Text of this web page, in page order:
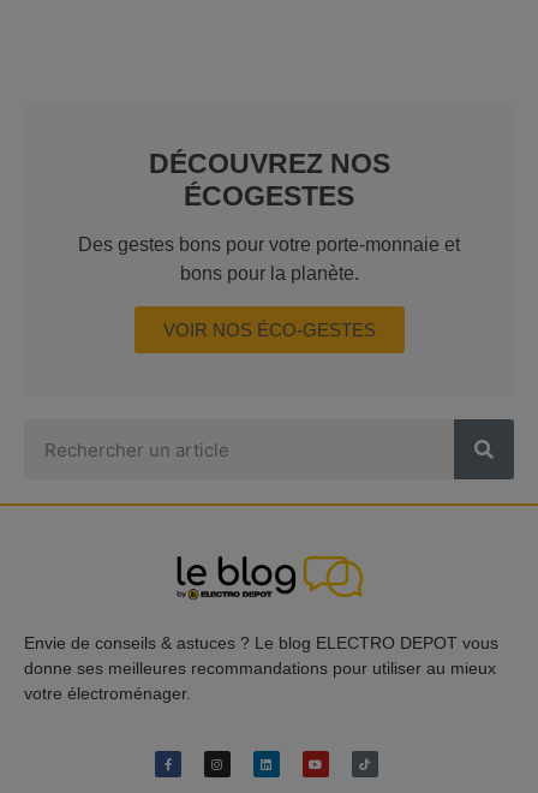
DÉCOUVREZ NOS
ÉCOGESTES
Des gestes bons pour votre porte-monnaie et
bons pour la planète.
VOIR NOS ÉCO-GESTES
Envie de conseils & astuces ? Le blog ELECTRO DEPOT vous
donne ses meilleures recommandations pour utiliser au mieux
votre électroménager.